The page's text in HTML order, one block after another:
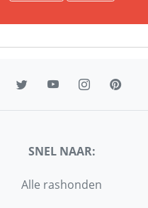
SNEL NAAR:
Alle rashonden